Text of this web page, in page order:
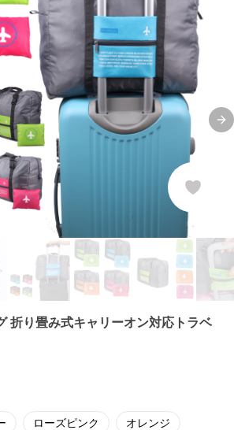
折り畳み式キャリーオン対応トラベ
ローズピンク オレンジ